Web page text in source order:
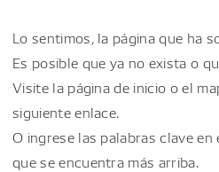
Lo sentimos, la página que ha
Es posible que ya no exista o
Visite la página de inicio o el
siguiente enlace.
O ingrese las palabras clave
que se encuentra más arriba.